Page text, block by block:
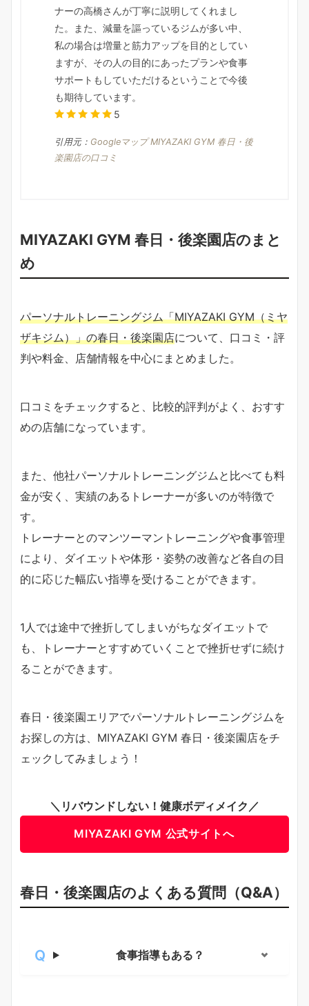
ナーの高橋さんが丁寧に説明してくれまし
た。また、減量を謳っているジムが多い中、
私の場合は増量と筋力アップを目的としてい
ますが、その人の目的にあったプランや食事
サポートもしていただけるということで今後
も期待しています。
5
引用元： Googleマップ MIYAZAKI GYM 春日・後
楽園店の口コミ
MIYAZAKI GYM 春日・後楽園店のまと
め
パーソナルトレーニングジム「MIYAZAKI GYM（ミヤ
ザキジム）」の春日・後楽園店について、口コミ・評
判や料金、店舗情報を中心にまとめました。
口コミをチェックすると、比較的評判がよく、おすす
めの店舗になっています。
また、他社パーソナルトレーニングジムと比べても料
金が安く、実績のあるトレーナーが多いのが特徴で
す。
トレーナーとのマンツーマントレーニングや食事管理
により、ダイエットや体形・姿勢の改善など各自の目
的に応じた幅広い指導を受けることができます。
1人では途中で挫折してしまいがちなダイエットで
も、トレーナーとすすめていくことで挫折せずに続け
ることができます。
春日・後楽園エリアでパーソナルトレーニングジムを
お探しの方は、MIYAZAKI GYM 春日・後楽園店をチ
ェックしてみましょう！
＼リバウンドしない！健康ボディメイク／
MIYAZAKI GYM 公式サイトへ
春日・後楽園店のよくある質問（Q&A）
食事指導もある？